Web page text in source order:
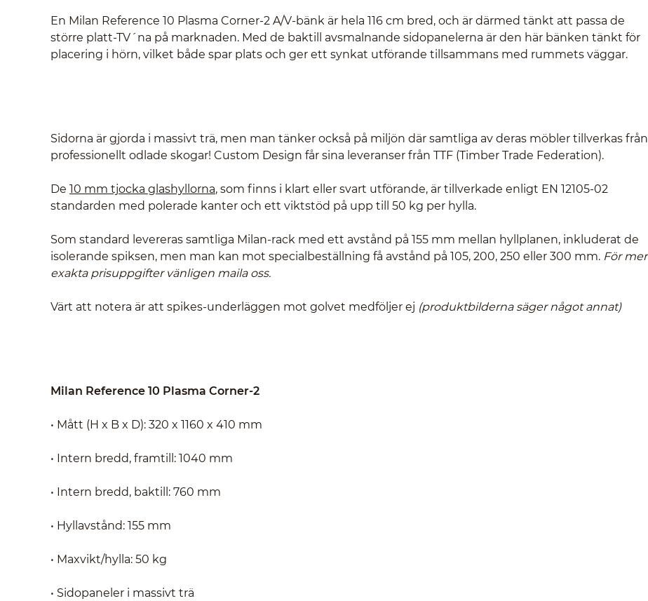
En Milan Reference 10 Plasma Corner-2 A/V-bänk är hela 116 cm bred, och är därmed tänkt att passa de
större platt-TV´na på marknaden. Med de baktill avsmalnande sidopanelerna är den här bänken tänkt för
placering i hörn, vilket både spar plats och ger ett synkat utförande tillsammans med rummets väggar.
Sidorna är gjorda i massivt trä, men man tänker också på miljön där samtliga av deras möbler tillverkas från
professionellt odlade skogar! Custom Design får sina leveranser från TTF (Timber Trade Federation).
De 10 mm tjocka glashyllorna, som finns i klart eller svart utförande, är tillverkade enligt EN 12105-02
standarden med polerade kanter och ett viktstöd på upp till 50 kg per hylla.
Som standard levereras samtliga Milan-rack med ett avstånd på 155 mm mellan hyllplanen, inkluderat de
isolerande spiksen, men man kan mot specialbeställning få avstånd på 105, 200, 250 eller 300 mm. För mer
exakta prisuppgifter vänligen maila oss.
Värt att notera är att spikes-underläggen mot golvet medföljer ej (produktbilderna säger något annat)
Milan Reference 10 Plasma Corner-2
• Mått (H x B x D): 320 x 1160 x 410 mm
• Intern bredd, framtill: 1040 mm
• Intern bredd, baktill: 760 mm
• Hyllavstånd: 155 mm
• Maxvikt/hylla: 50 kg
• Sidopaneler i massivt trä